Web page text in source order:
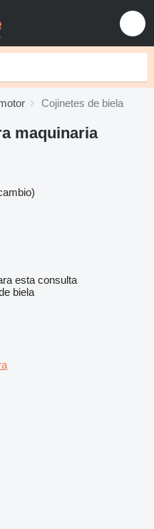
Cojinetes de biela
maquinaria
esta consulta
biela